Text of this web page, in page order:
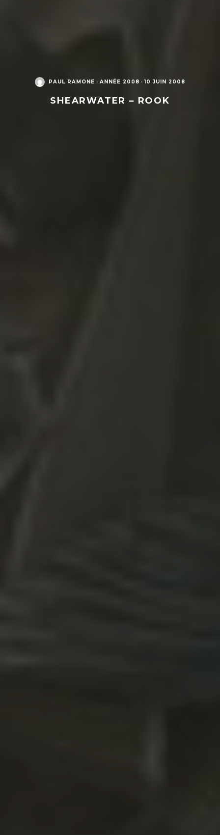
PAUL RAMONE · ANNÉE 2008 · 10 JUIN 2008
SHEARWATER – ROOK